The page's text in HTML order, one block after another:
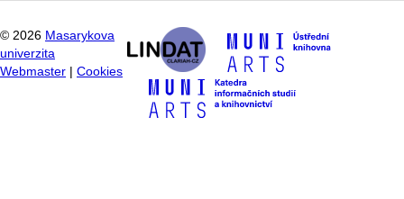
© 2026 Masarykova
univerzita
Webmaster
Cookies